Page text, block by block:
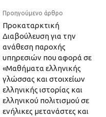
Προηγούμενο άρθρο
Προκαταρκτική
Διαβούλευση για την
ανάθεση παροχής
υπηρεσιών που αφορά σε
«Μαθήματα ελληνικής
γλώσσας και στοιχείων
ελληνικής ιστορίας και
ελληνικού πολιτισμού σε
ενήλικες μετανάστες και